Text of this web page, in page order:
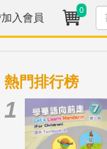
入會員
0
熱門排行榜
1